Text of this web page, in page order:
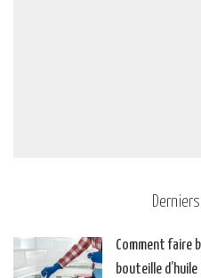
Comment faire
bouteille d’huile